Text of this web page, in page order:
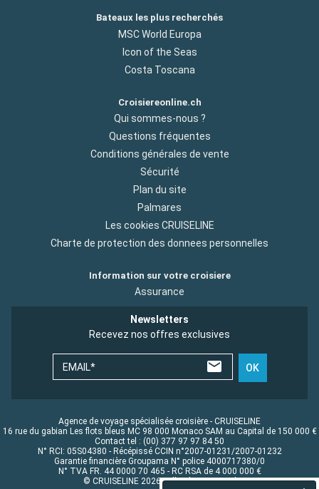
Bateaux les plus recherchés
MSC World Europa
Icon of the Seas
Costa Toscana
Croisiereonline.ch
Qui sommes-nous ?
Questions fréquentes
Conditions générales de vente
Sécurité
Plan du site
Palmares
Les cookies CRUISELINE
Charte de protection des donnees personnelles
Information sur votre croisiere
Assurance
Newsletters
Recevez nos offres exclusives
EMAIL* OK
Agence de voyage spécialisée croisière - CRUISELINE
16 rue du gabian Les flots bleus MC 98 000 Monaco SAM au Capital de 150 000 €
Contact tel : (00) 377 97 97 84 50
N° RCI: 05S04380 - Récépissé CCIN n°2007-01231/2007-01232
Garantie financière Groupama N° police 4000717380/0
N° TVA FR. 44 0000 70 465 - RC RSA de 4 000 000 €
© CRUISELINE 2026 - all rights reserved